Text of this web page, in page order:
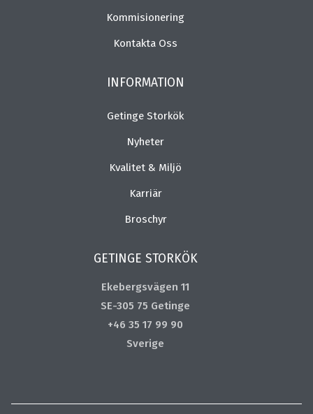
Kommisionering
Kontakta Oss
INFORMATION
Getinge Storkök
Nyheter
Kvalitet & Miljö
Karriär
Broschyr
GETINGE STORKÖK
Ekebergsvägen 11
SE-305 75 Getinge
+46 35 17 99 90
Sverige